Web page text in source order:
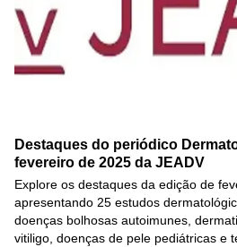
Destaques do periódico
fevereiro de 2025 da JEADV
Explore os destaques da edição de
apresentando 25 estudos
doenças bolhosas autoimunes,
vitiligo, doenças de pele pediátricas e